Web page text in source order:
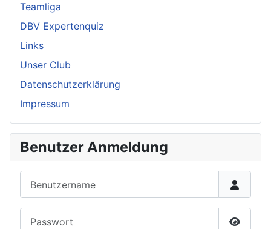
Teamliga
DBV Expertenquiz
Links
Unser Club
Datenschutzerklärung
Impressum
Benutzer Anmeldung